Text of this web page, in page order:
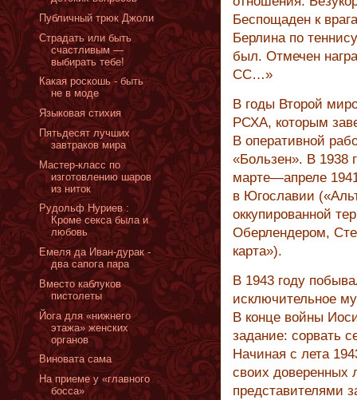
Беспощаден к
Берлина по
был. Отмечен
СС…»
В годы Второй
РСХА, которым
В оперативной
«Бользен». В 1938
марте—апреле
в Югославии
оккупированной
Оберлендером,
карта»).
В 1943 году
исключительное
В конце войны
задание: сорвать
Начиная с лета
своих доверенных
представителями
Публичный трюк Джоли
Страдать или быть
счастливым —
выбирать тебе!
Какая роскошь - быть
не в моде
Языковая стихия
Пятьдесят лучших
завтраков мира
Мастер-класс по
изготовлению шаров
из ниток
Рудольф Нуриев :
Кроме секса была и
любовь
Емеля да Иван-дурак -
два сапога пара
Вместо каблуков
пистолеты
Йога для «нижнего
этажа» женских
органов
Виновата сама
На приеме у «главного
босса»